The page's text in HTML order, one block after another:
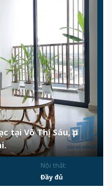
tại Võ Thị Sáu, p
Nội thất:
Đầy đủ